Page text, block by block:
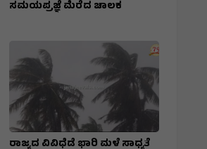
ಸಮಯಪ್ರಜ್ಞೆ ಮೆರೆದ ಚಾಲಕ
ರಾಜ್ಯದ ವಿವಿಧೆಡೆ ಭಾರಿ ಮಳೆ ಸಾಧ್ಯತೆ